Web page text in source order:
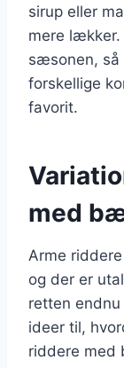
sirup eller
mere
sæsonen, så
forskellige
favorit.
med
Arme
og der er
retten
ideer til,
riddere med